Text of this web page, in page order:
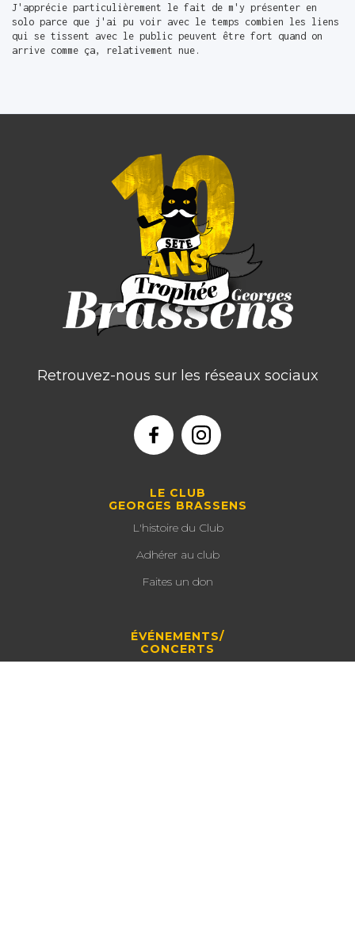
J'apprécie particulièrement le fait de m'y présenter en
solo parce que j'ai pu voir avec le temps combien les liens
qui se tissent avec le public peuvent être fort quand on
arrive comme ça, relativement nue.
Retrouvez-nous sur les réseaux sociaux
LE CLUB
GEORGES BRASSENS
L'histoire du Club
Adhérer au club
Faites un don
ÉVÉNEMENTS/
CONCERTS